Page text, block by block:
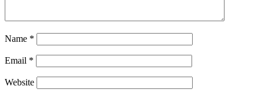
Name *
Email *
Website